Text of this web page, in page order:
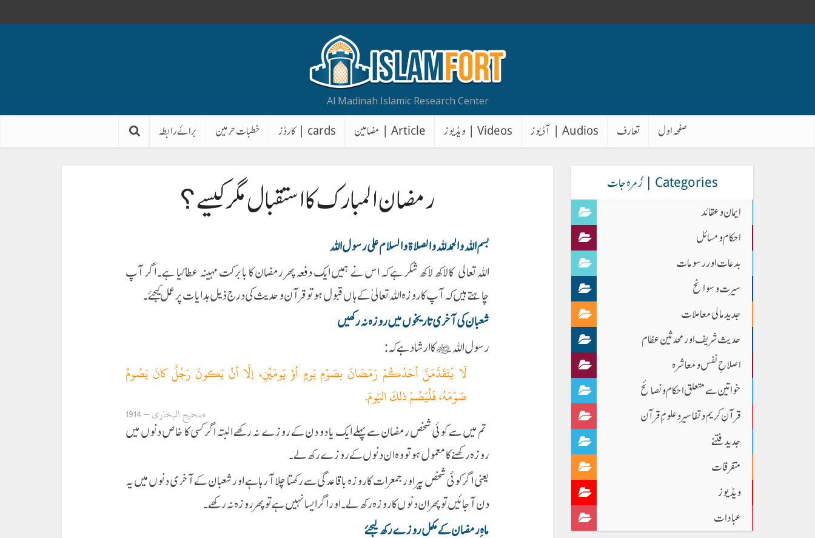
Al Madinah Islamic Research Center
صفحہ اول تعارف Audios | آڈیوز Videos | ویڈیوز Article | مضامین cards | کارڈز خطبات حرمین برائے رابطہ
رمضان المبارک کا استقبال مگر کیسے ؟
بسم الله والحمد لله والصلاة والسلام علی رسول الله
اللہ تعالی کا لاکھ لاکھ شکر ہے کہ اس نے ہمیں ایک دفعہ پھر رمضان کا بابرکت مہینہ عطا کیا ہے۔ اگر آپ
چاہتے ہیں كہ آپ كا روزه الله تعالیٰ كے ہاں قبول ہو تو قرآن وحدیث كی درج ذیل ہدایات پرعمل كیجئے۔
شعبان کی آخری تاریخوں میں روزہ نہ رکھیں
رسول اللہ ﷺ کا ارشاد ہے کہ :
لَا يَتَقَدَّمَنَّ أحَدُكُمْ رَمَضَانَ بصَوْمِ يَومٍ أوْ يَومَيْنِ، إلَّا أنْ يَكونَ رَجُلٌ كانَ يَصُومُ
صَوْمَهُ، فَلْيَصُمْ ذلكَ اليَومَ.
صحیح البخاری – 1914
تم میں سے کوئی شخص رمضان سے پہلے ایک یا دو دن کے روزے نہ رکھے البتہ اگر کسی کا خاص دنوں میں
روزہ رکھنے کا معمول ہو تو وہ ان دنوں کے روزے رکھ لے۔
یعنی اگر کوئی شخص پیر اور جمعرات کا روزہ باقاعدگی سے رکھتا چلا آ رہا ہے اور شعبان کے آخری دنوں میں یہ
دن آ جائیں تو پھر ان دنوں کا روزہ رکھ لے ۔ اور اگر ایسا نہیں ہے تو پھر روزہ نہ رکھے۔
ماهِ رمضان كے مكمل روزے رکھ لیجئے
Categories | زُمرہ جات
ایمان وعقائد
احکام و مسائل
بدعات اور رسومات
سیرت و سوانح
جدید مالی معاملات
حدیث شریف اور محدثین عظام
اصلاحِ نفس و معاشرہ
خواتین سے متعلق احکام و نصائح
قرآن کریم و تفاسیر و علومِ قرآن
جدید فتنے
متفرقات
ویڈیوز
عبادات